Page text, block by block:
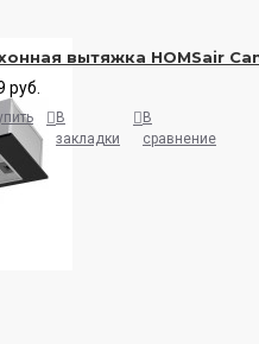
вытяжка HOMSair
руб.
В
закладки
В
сравнение